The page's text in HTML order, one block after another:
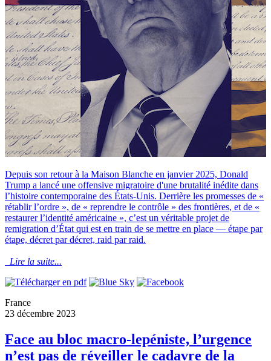
Depuis son retour à la Maison Blanche en janvier 2025, Donald
Trump a lancé une offensive migratoire d'une brutalité inédite dans
l’histoire contemporaine des États-Unis. Derrière les promesses de «
rétablir l’ordre », de « reprendre le contrôle » des frontières, et de «
restaurer l’identité américaine », c’est un véritable projet de
remigration d’État qui est en train de se mettre en place — étape par
étape, décret par décret, raid par raid.
Lire la suite...
France
23 décembre 2023
Face au bloc macro-lepéniste, l’urgence
n’est pas de réveiller le cadavre de la